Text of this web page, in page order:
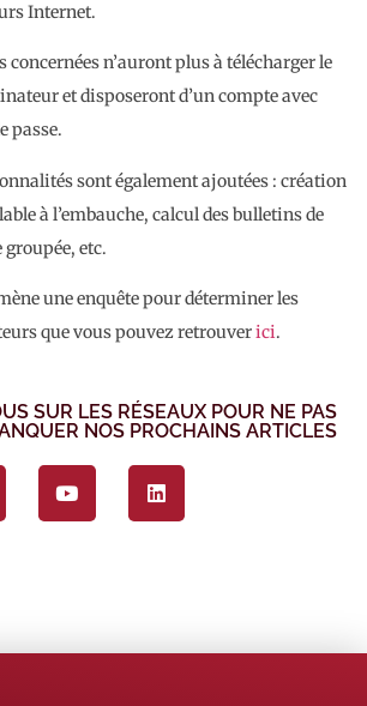
Internet.
concernées n’auront plus à télécharger le
et disposeront d’un compte avec
passe.
sont également ajoutées : création
à l’embauche, calcul des bulletins de
etc.
une enquête pour déterminer les
que vous pouvez retrouverici.
SUR LES RÉSEAUX POUR NE PAS
NOS PROCHAINS ARTICLES